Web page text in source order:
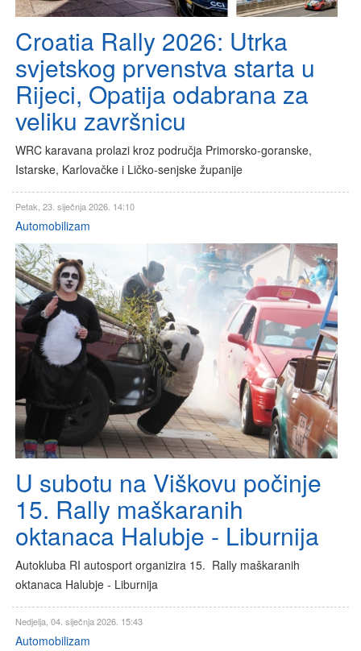
Croatia Rally 2026: Utrka
svjetskog prvenstva starta u
Rijeci, Opatija odabrana za
veliku završnicu
WRC karavana prolazi kroz područja Primorsko-goranske,
Istarske, Karlovačke i Ličko-senjske županije
Petak, 23. siječnja 2026. 14:10
Automobilizam
U subotu na Viškovu počinje
15. Rally maškaranih
oktanaca Halubje - Liburnija
Autokluba RI autosport organizira 15. Rally maškaranih
oktanaca Halubje - Liburnija
Nedjelja, 04. siječnja 2026. 15:43
Automobilizam